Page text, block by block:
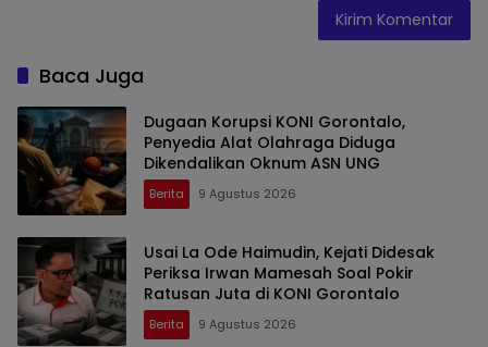
Baca Juga
Dugaan Korupsi KONI Gorontalo,
Penyedia Alat Olahraga Diduga
Dikendalikan Oknum ASN UNG
Berita 9 Agustus 2026
Usai La Ode Haimudin, Kejati Didesak
Periksa Irwan Mamesah Soal Pokir
Ratusan Juta di KONI Gorontalo
Berita 9 Agustus 2026